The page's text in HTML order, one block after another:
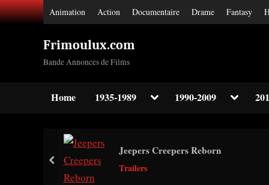
Skip
to
Animation Action Documentaire Drame Fantasy
Frimoulux.com
Bande Annonces de Films
Home 1935-1989 Toggle1990-2009 Toggle
Jeepers Creepers Reborn
Trailers
prev